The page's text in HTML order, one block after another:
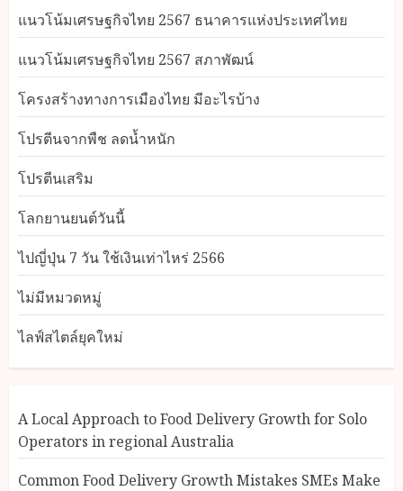
แนวโน้มเศรษฐกิจไทย 2567 ธนาคารแห่งประเทศไทย
แนวโน้มเศรษฐกิจไทย 2567 สภาพัฒน์
โครงสร้างทางการเมืองไทย มีอะไรบ้าง
โปรตีนจากพืช ลดน้ำหนัก
โปรตีนเสริม
โลกยานยนต์วันนี้
ไปญี่ปุ่น 7 วัน ใช้เงินเท่าไหร่ 2566
ไม่มีหมวดหมู่
ไลฟ์สไตล์ยุคใหม่
A Local Approach to Food Delivery Growth for Solo
Operators in regional Australia
Common Food Delivery Growth Mistakes SMEs Make